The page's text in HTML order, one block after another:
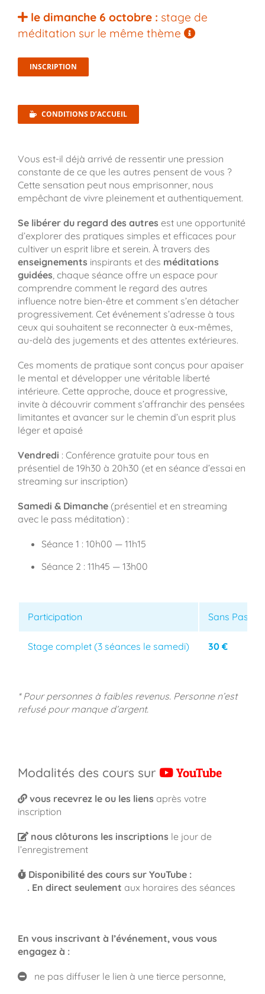
le dimanche 6 octobre : stage de
méditation sur le même thème
INSCRIPTION
CONDITIONS D’ACCUEIL
Vous est-il déjà arrivé de ressentir une pression
constante de ce que les autres pensent de vous ?
Cette sensation peut nous emprisonner, nous
empêchant de vivre pleinement et authentiquement.
Se libérer du regard des autres est une opportunité
d’explorer des pratiques simples et efficaces pour
cultiver un esprit libre et serein. À travers des
enseignements inspirants et des méditations
guidées , chaque séance offre un espace pour
comprendre comment le regard des autres
influence notre bien-être et comment s’en détacher
progressivement. Cet événement s’adresse à tous
ceux qui souhaitent se reconnecter à eux-mêmes,
au-delà des jugements et des attentes extérieures.
Ces moments de pratique sont conçus pour apaiser
le mental et développer une véritable liberté
intérieure. Cette approche, douce et progressive,
invite à découvrir comment s’affranchir des pensées
limitantes et avancer sur le chemin d’un esprit plus
léger et apaisé
Vendredi : Conférence gratuite pour tous en
présentiel de 19h30 à 20h30 (et en séance d’essai en
streaming sur inscription)
Samedi & Dimanche(présentiel et en streaming
avec le pass méditation) :
Séance 1 : 10h00 — 11h15
Séance 2 : 11h45 — 13h00
Participation Sans Pass
Stage complet (3 séances le samedi) 30 €
* Pour personnes à faibles revenus. Personne n’est
refusé pour manque d’argent.
Modalités des cours sur YouTube
vous recevrez le ou les liens après votre
inscription
nous clôturons les inscriptions le jour de
l’enregistrement
Disponibilité des cours sur YouTube :
. En direct seulement aux horaires des séances
En vous inscrivant à l’événement, vous vous
engagez à :
ne pas diffuser le lien à une tierce personne,